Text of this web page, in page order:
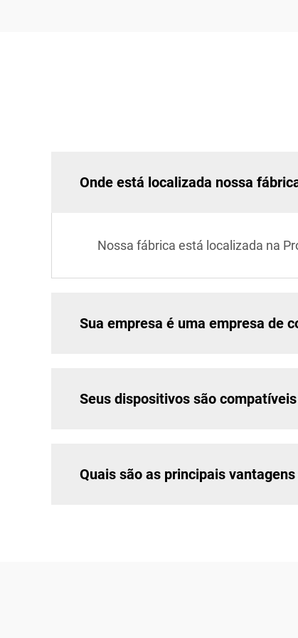
Onde está localizada nossa
Nossa fábrica está localizada na
Sua empresa é uma empresa de
Seus dispositivos são
Quais são as principais